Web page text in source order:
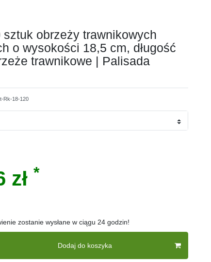
sztuk obrzeży trawnikowych
o wysokości 18,5 cm, długość
trawnikowe | Palisada
Rk-18-120
zł *
zostanie wysłane w ciągu 24 godzin!
Dodaj do koszyka